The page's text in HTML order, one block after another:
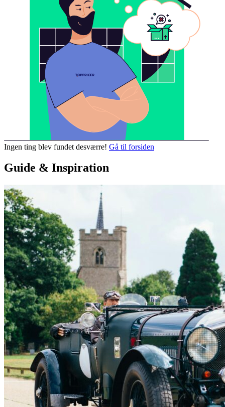
Ingen ting blev fundet desværre! Gå til forsiden
Guide & Inspiration